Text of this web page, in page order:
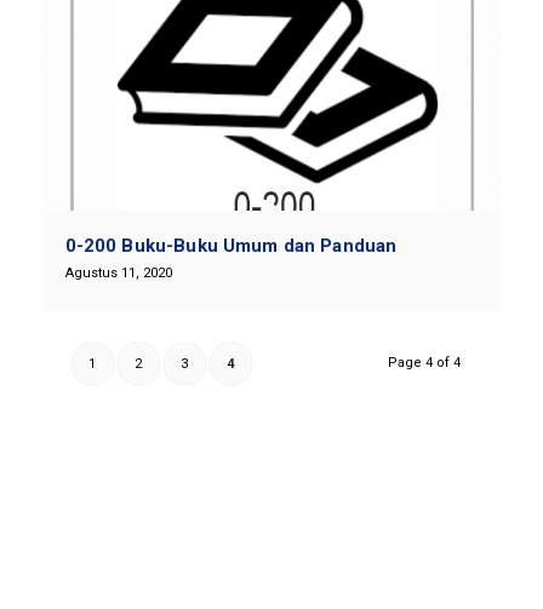
0-200 Buku-Buku Umum dan Panduan
Agustus 11, 2020
Page 4 of 4
1 2 3 4